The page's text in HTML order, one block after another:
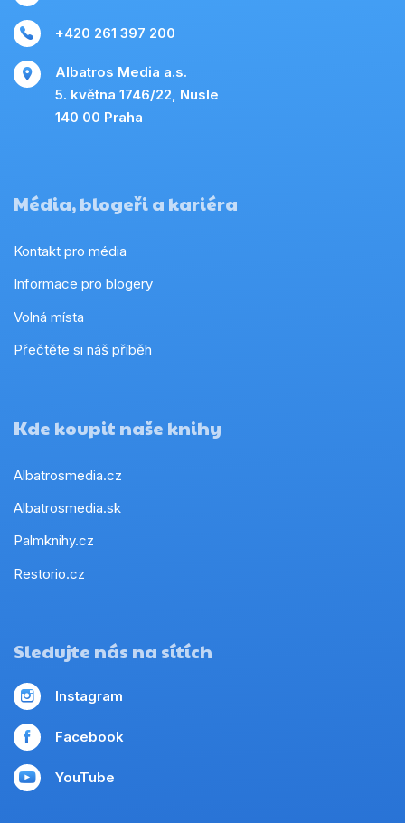
+420 261 397 200
Albatros Media a.s.
5. května 1746/22, Nusle
140 00 Praha
Média, blogeři a kariéra
Kontakt pro média
Informace pro blogery
Volná místa
Přečtěte si náš příběh
Kde koupit naše knihy
Albatrosmedia.cz
Albatrosmedia.sk
Palmknihy.cz
Restorio.cz
Sledujte nás na sítích
Instagram
Facebook
YouTube